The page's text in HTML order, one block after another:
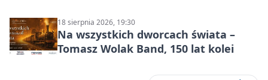
18 sierpnia 2026, 19:30
Na wszystkich dworcach świata –
Tomasz Wolak Band, 150 lat kolei